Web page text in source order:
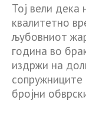
Тој вели дека
квалитетно
љубовниот
година во
издржи на
сопружниците
бројни